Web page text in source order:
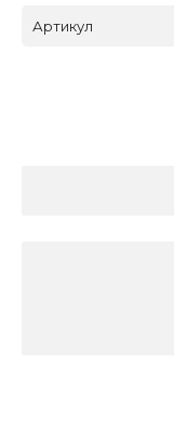
Артикул